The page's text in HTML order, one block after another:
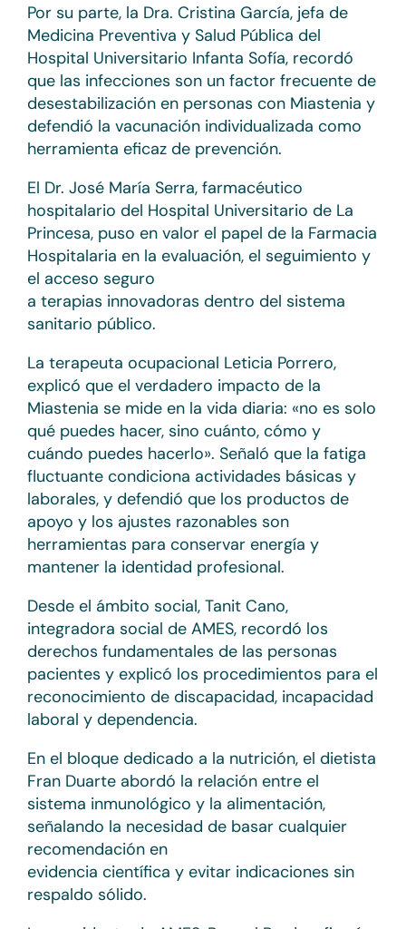
Por su parte, la Dra. Cristina García, jefa de
Medicina Preventiva y Salud Pública del
Hospital Universitario Infanta Sofía, recordó
que las infecciones son un factor frecuente de
desestabilización en personas con Miastenia y
defendió la vacunación individualizada como
herramienta eficaz de prevención.
El Dr. José María Serra, farmacéutico
hospitalario del Hospital Universitario de La
Princesa, puso en valor el papel de la Farmacia
Hospitalaria en la evaluación, el seguimiento y
el acceso seguro
a terapias innovadoras dentro del sistema
sanitario público.
La terapeuta ocupacional Leticia Porrero,
explicó que el verdadero impacto de la
Miastenia se mide en la vida diaria: «no es solo
qué puedes hacer, sino cuánto, cómo y
cuándo puedes hacerlo». Señaló que la fatiga
fluctuante condiciona actividades básicas y
laborales, y defendió que los productos de
apoyo y los ajustes razonables son
herramientas para conservar energía y
mantener la identidad profesional.
Desde el ámbito social, Tanit Cano,
integradora social de AMES, recordó los
derechos fundamentales de las personas
pacientes y explicó los procedimientos para el
reconocimiento de discapacidad, incapacidad
laboral y dependencia.
En el bloque dedicado a la nutrición, el dietista
Fran Duarte abordó la relación entre el
sistema inmunológico y la alimentación,
señalando la necesidad de basar cualquier
recomendación en
evidencia científica y evitar indicaciones sin
respaldo sólido.